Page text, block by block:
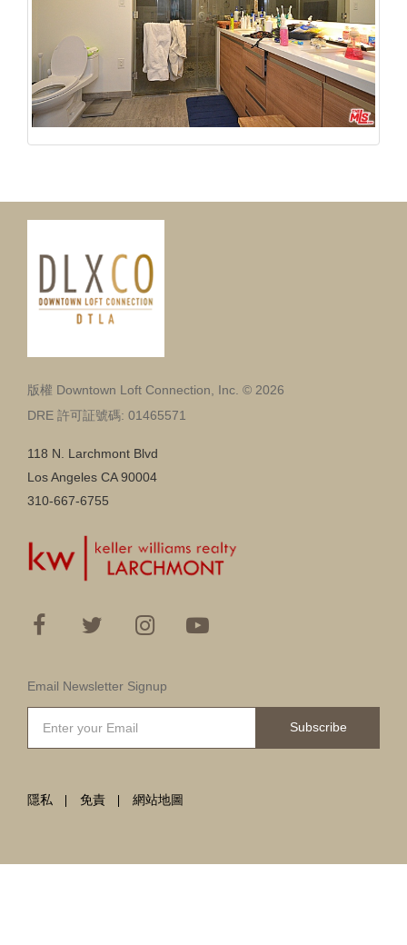
版權 Downtown Loft Connection, Inc. © 2026
DRE 許可証號碼: 01465571
118 N. Larchmont Blvd
Los Angeles CA 90004
310-667-6755
Email Newsletter Signup
Subscribe
隱私 免責 網站地圖